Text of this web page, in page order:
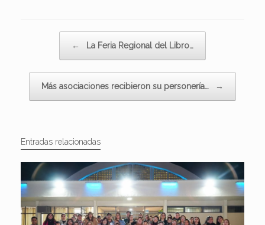
← La Feria Regional del Libro…
Más asociaciones recibieron su personería… →
Entradas relacionadas